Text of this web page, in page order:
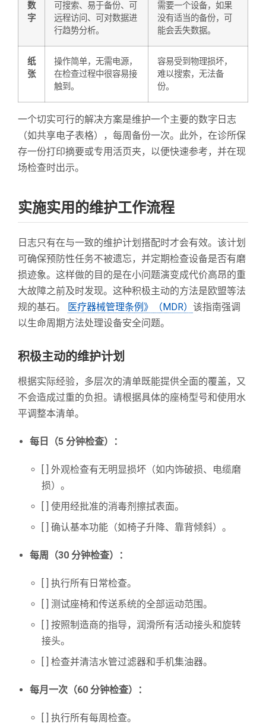
数
字
可搜索、易于备份、可
远程访问、可对数据进
行趋势分析。
需要一个设备，如果
没有适当的备份，可
能会丢失数据。
纸
张
操作简单，无需电源，
在检查过程中很容易接
触到。
容易受到物理损坏，
难以搜索，无法备
份。
一个切实可行的解决方案是维护一个主要的数字日志
（如共享电子表格），每周备份一次。此外，在诊所保
存一份打印摘要或专用活页夹，以便快速参考，并在现
场检查时出示。
实施实用的维护工作流程
日志只有在与一致的维护计划搭配时才会有效。该计划
可确保预防性任务不被遗忘，并定期检查设备是否有磨
损迹象。这样做的目的是在小问题演变成代价高昂的重
大故障之前及时发现。这种积极主动的方法是欧盟等法
规的基石。
医疗器械管理条例》（MDR） 该指南强调
以生命周期方法处理设备安全问题。
积极主动的维护计划
根据实际经验，多层次的清单既能提供全面的覆盖，又
不会造成过重的负担。请根据具体的座椅型号和使用水
平调整本清单。
每日（5 分钟检查）：
[ ] 外观检查有无明显损坏（如内饰破损、电缆磨
损）。
[ ] 使用经批准的消毒剂擦拭表面。
[ ] 确认基本功能（如椅子升降、靠背倾斜）。
每周（30 分钟检查）：
[ ] 执行所有日常检查。
[ ] 测试座椅和传送系统的全部运动范围。
[ ] 按照制造商的指导，润滑所有活动接头和旋转
接头。
[ ] 检查并清洁水管过滤器和手机集油器。
每月一次（60 分钟检查）：
[ ] 执行所有每周检查。